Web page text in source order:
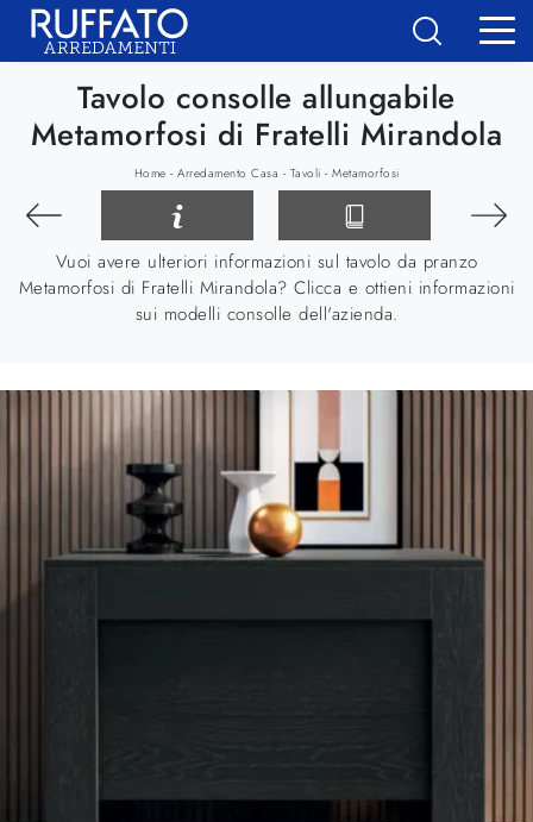
Tavolo consolle allungabile
Metamorfosi di Fratelli Mirandola
Home - Arredamento Casa - Tavoli - Metamorfosi
Vuoi avere ulteriori informazioni sul tavolo da pranzo
Metamorfosi di Fratelli Mirandola? Clicca e ottieni informazioni
sui modelli consolle dell'azienda.